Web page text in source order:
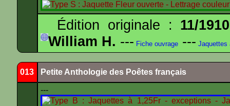
Édition originale : 11/1910
William H. --- Fiche ouvrage --- Jaquettes
013 Petite Anthologie des Poêtes français
---